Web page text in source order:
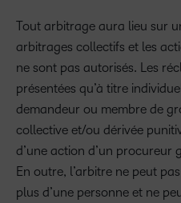
Tout arbitrage aura lieu sur
arbitrages collectifs et les
ne sont pas autorisés. Les
présentées qu’à titre
demandeur ou membre de
collective et/ou dérivée
d’une action d’un procureur
En outre, l’arbitre ne peut
plus d’une personne et ne